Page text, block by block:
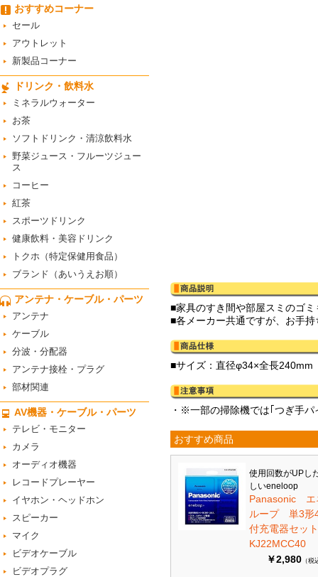
おすすめコーナー
セール
アウトレット
新製品コーナー
ドリンク・飲料水
ミネラルウォーター
お茶
ソフトドリンク・清涼飲料水
野菜ジュース・フルーツジュー
ス
コーヒー
紅茶
スポーツドリンク
健康飲料・美容ドリンク
トクホ（特定保健用食品）
ブランド（あいうえお順）
アンテナ・ケーブル・パーツ
アンテナ
ケーブル
分波・分配器
アンテナ接栓・プラグ
部材関連
AV機器・ケーブル・パーツ
テレビ・モニター
カメラ
オーディオ機器
レコードプレーヤー
イヤホン・ヘッドホン
スピーカー
マイク
ビデオケーブル
ビデオプラグ
■家具のすき間や部屋スミのゴ
■各メーカー共通ですが、お手
■サイズ：直径φ34×全長240mm
・※一部の掃除機では｢つぎ手
おすすめ商品
使用回数がUPし
しいeneloop
Panasonic エ
ループ 単3形
付充電器セッ
KJ22MCC40
￥2,980 （税